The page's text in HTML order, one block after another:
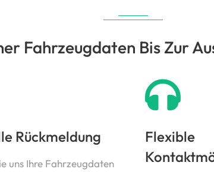
Fahrzeugdaten Bis Zur
Rückmeldung
uns Ihre Fahrzeugdaten
Flexible